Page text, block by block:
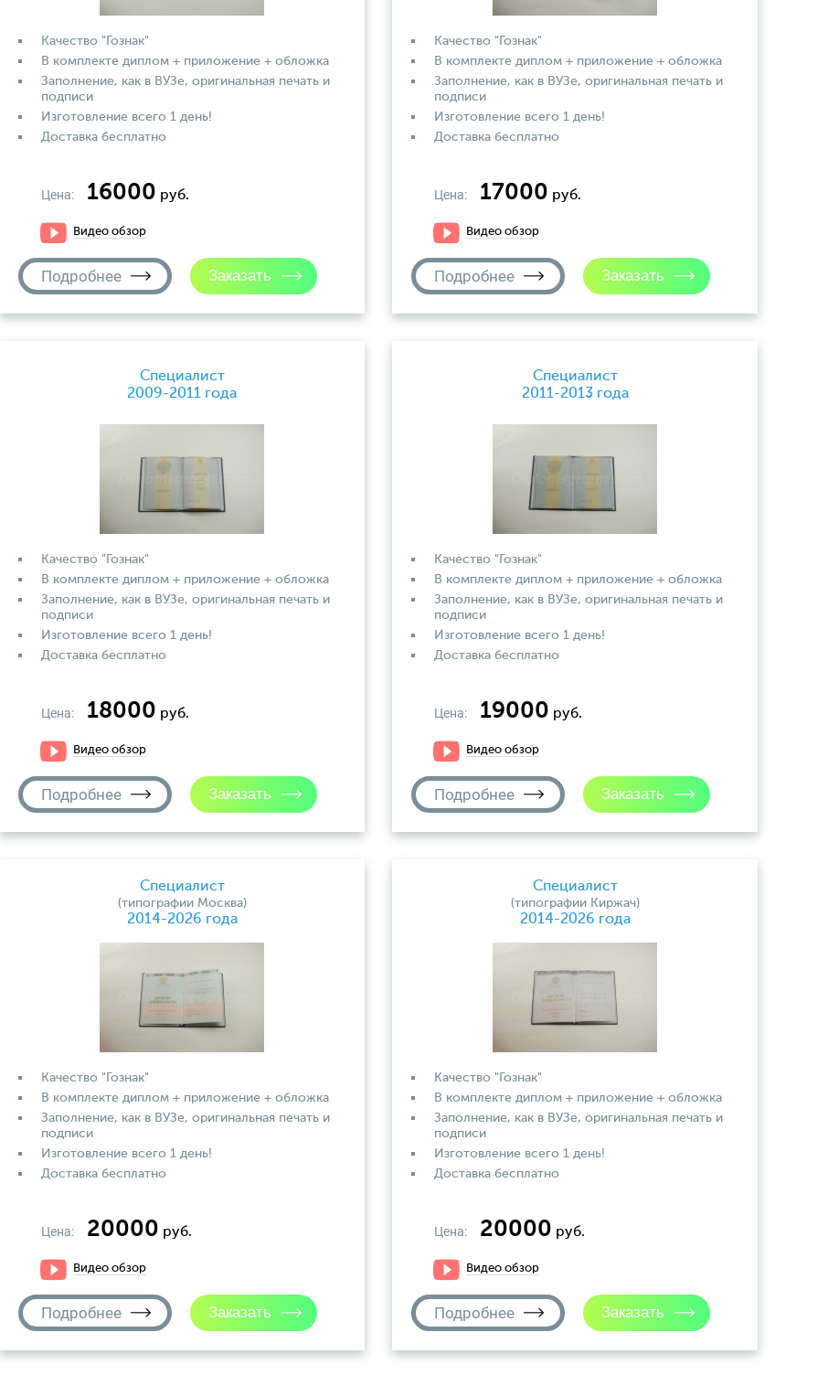
Качество "Гознак"
В комплекте диплом + приложение + обложка
Заполнение, как в ВУЗе, оригинальная печать и
подписи
Изготовление всего 1 день!
Доставка бесплатно
Цена: 16000 руб.
Видео обзор
Подробнее
Качество "Гознак"
В комплекте диплом + приложение + обложка
Заполнение, как в ВУЗе, оригинальная печать и
подписи
Изготовление всего 1 день!
Доставка бесплатно
Цена: 17000 руб.
Видео обзор
Подробнее
Специалист
2009-2011 года
Качество "Гознак"
В комплекте диплом + приложение + обложка
Заполнение, как в ВУЗе, оригинальная печать и
подписи
Изготовление всего 1 день!
Доставка бесплатно
Цена: 18000 руб.
Видео обзор
Подробнее
Специалист
2011-2013 года
Качество "Гознак"
В комплекте диплом + приложение + обложка
Заполнение, как в ВУЗе, оригинальная печать и
подписи
Изготовление всего 1 день!
Доставка бесплатно
Цена: 19000 руб.
Видео обзор
Подробнее
Специалист
(типографии Москва)
2014-2026 года
Качество "Гознак"
В комплекте диплом + приложение + обложка
Заполнение, как в ВУЗе, оригинальная печать и
подписи
Изготовление всего 1 день!
Доставка бесплатно
Цена: 20000 руб.
Видео обзор
Подробнее
Специалист
(типографии Киржач)
2014-2026 года
Качество "Гознак"
В комплекте диплом + приложение + обложка
Заполнение, как в ВУЗе, оригинальная печать и
подписи
Изготовление всего 1 день!
Доставка бесплатно
Цена: 20000 руб.
Видео обзор
Подробнее